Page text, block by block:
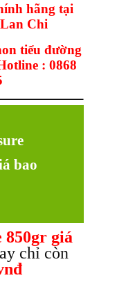
hãng tại
Chi
tiểu đường
: 0868
bao
850gr giá
chỉ còn